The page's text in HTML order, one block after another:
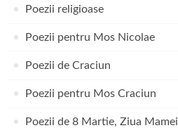
Poezii religioase
Poezii pentru Mos Nicolae
Poezii de Craciun
Poezii pentru Mos Craciun
Poezii de 8 Martie, Ziua Mamei